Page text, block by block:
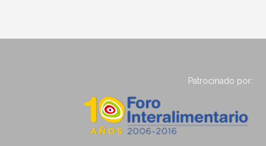
Patrocinado por: